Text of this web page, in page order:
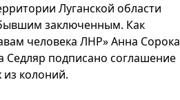
Луганской области
заключенным. Как
человека ЛНР» Анна Сорока
Седляр подписано соглашение
колоний.